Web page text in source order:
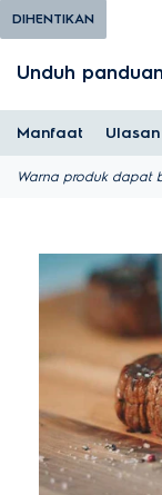
DIHENTIKAN
Unduh
Manfaat Ulasan
Warna produk dapat